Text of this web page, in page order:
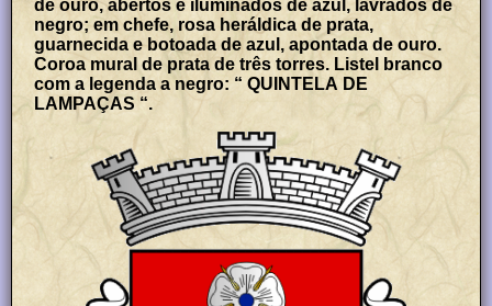
de ouro, abertos e iluminados de azul, lavrados de
negro; em chefe, rosa heráldica de prata,
guarnecida e botoada de azul, apontada de ouro.
Coroa mural de prata de três torres. Listel branco
com a legenda a negro: “ QUINTELA DE
LAMPAÇAS “.